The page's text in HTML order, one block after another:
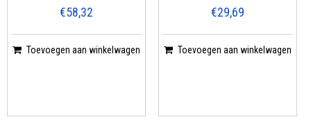
€58,32
Toevoegen aan winkelwagen
€29,69
Toevoegen aan winkelwagen